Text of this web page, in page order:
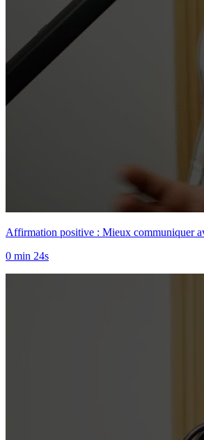
Affirmation positive : Mieux communiquer
0 min 24s